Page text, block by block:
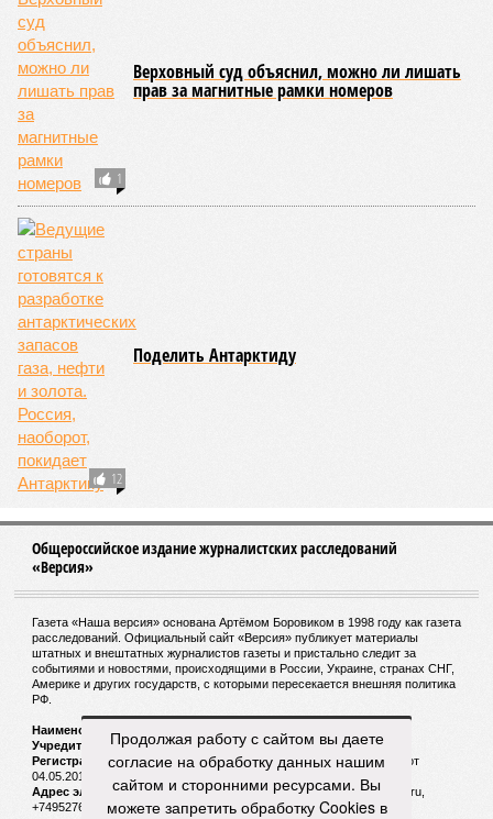
за прошедшие два года результатов, по словам дольщиков,
практически не видно. По
порталов, первую очередь ЖК строители обещают сдать к
декабрю 2026 г., вторую – к марту 2028-го. Но никто при
этом из кураторов стройки не задается вопросом: как эти
сроки должны материализоваться? На строительной
площадке, по свидетельствам дольщиков, регулярно
бывающих у забора, какая-либо техника отсутствует. Ни
бетононасосов, ни работающих кранов, ни признаков
мобилизации подрядчиков. При том, что до «декабря 2026»
осталось менее полугода.
Если в «Сказочном лесу» техзаказчик публично
отчитывался о поэтапной готовности – 90%, затем 97%, с
конкретными инженерными работами (усиление
монолитных конструкций, устранение проектных ошибок) –
то по «Станции Л» подобной публичной отчётности
дольщики не видят. Ни Capital Group, ни кураторы
строительства не подтверждают ни соблюдения графика
строительства, ни объёма фактически выполненных работ.
Напрашивается закономерный вопрос: если
декларируемая «Capital Group модель (достраивать
проблемные объекты SSD») сработала на
Лосиноостровской, почему она не масштабируется на
Люблино? И означает ли отсутствие техники на площадке,
что в реальности подрядчик по «Станции Л» ещё даже не
определён?Митингии палаточные лагеря у объекта в
2025–2026 годах, похоже, не изменили ситуацию.«В
последние месяцы в личном общении нам перестали
называть даже ориентировочные сроки»
расстроенные дольщики.
Казалось бы, формально ответственность по
достраиванию объекта распределена. Seven Suns
Продолжая работу с сайтом вы даете
согласие на обработку данных нашим
сайтом и сторонними ресурсами. Вы
можете запретить обработку Cookies в